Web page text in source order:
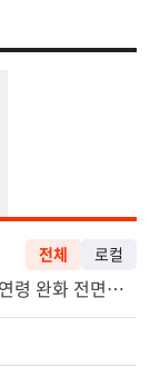
전체 로컬
"65세 복수국적 빗장 푸나"... 한국 정부, 연령 완화 전면 추진